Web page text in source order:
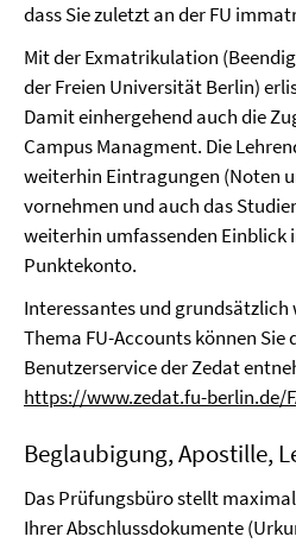
dass Sie zuletzt an der FU
Mit der Exmatrikulation
der Freien Universität Berlin)
Damit einhergehend auch die
Campus Managment. Die
weiterhin Eintragungen (Noten
vornehmen und auch das
weiterhin umfassenden Einblick
Punktekonto.
Interessantes und grundsätzlich
Thema FU-Accounts können Sie
Benutzerservice der Zedat
https://www.zedat.fu-berlin.de/
Beglaubigung, Apostille,
Das Prüfungsbüro stellt
Ihrer Abschlussdokumente